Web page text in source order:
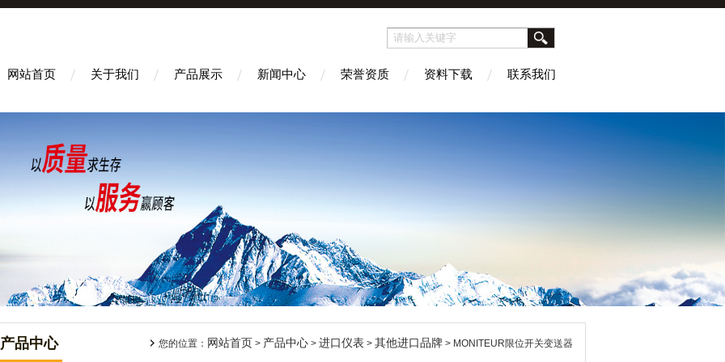
网站首页 关于我们 产品展示 新闻中心 荣誉资质 资料下载 联系我们
产品中心 您的位置： 网站首页 > 产品中心 > 进口仪表 > 其他进口品牌 > MONITEUR限位开关变送器